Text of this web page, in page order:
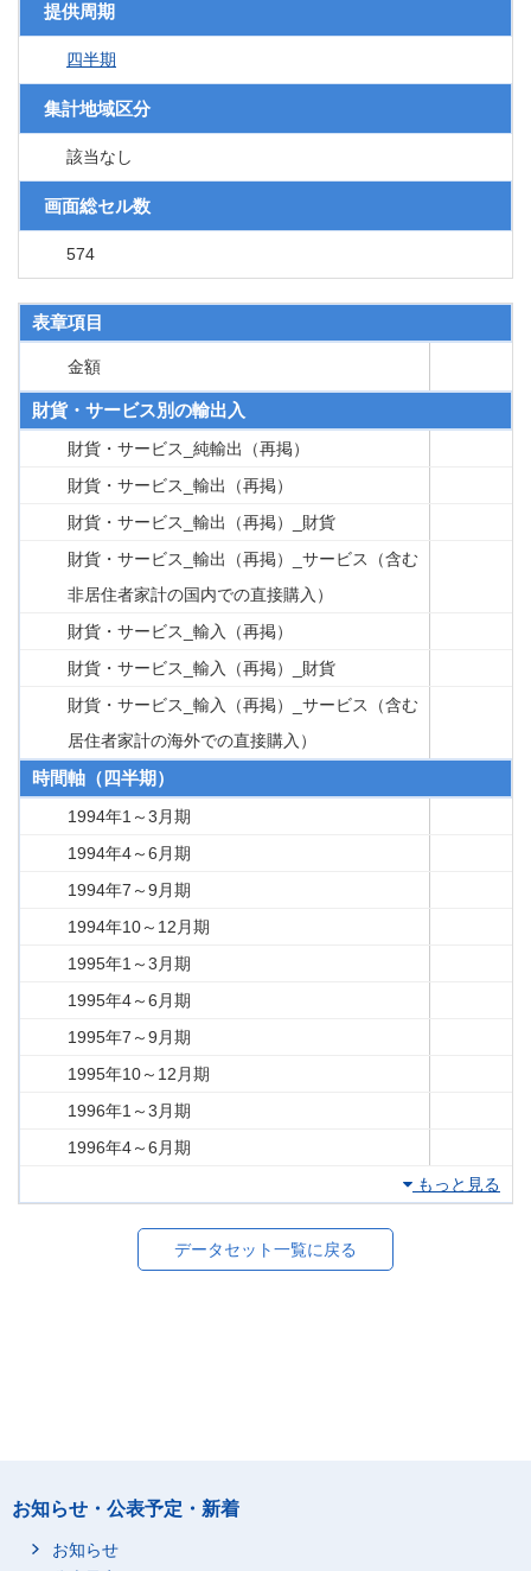
提供周期
四半期
集計地域区分
該当なし
画面総セル数
574
表章項目
金額
財貨・サービス別の輸出入
財貨・サービス_純輸出（再掲）
財貨・サービス_輸出（再掲）
財貨・サービス_輸出（再掲）_財貨
財貨・サービス_輸出（再掲）_サービス（含む
非居住者家計の国内での直接購入）
財貨・サービス_輸入（再掲）
財貨・サービス_輸入（再掲）_財貨
財貨・サービス_輸入（再掲）_サービス（含む
居住者家計の海外での直接購入）
時間軸（四半期）
1994年1～3月期
1994年4～6月期
1994年7～9月期
1994年10～12月期
1995年1～3月期
1995年4～6月期
1995年7～9月期
1995年10～12月期
1996年1～3月期
1996年4～6月期
もっと見る
データセット一覧に戻る
お知らせ・公表予定・新着
お知らせ